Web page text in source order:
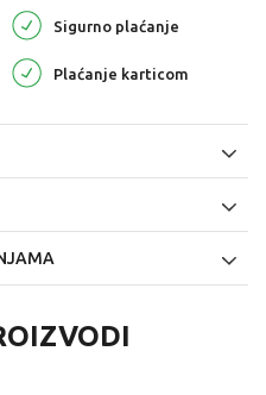
Sigurno plaćanje
Plaćanje karticom